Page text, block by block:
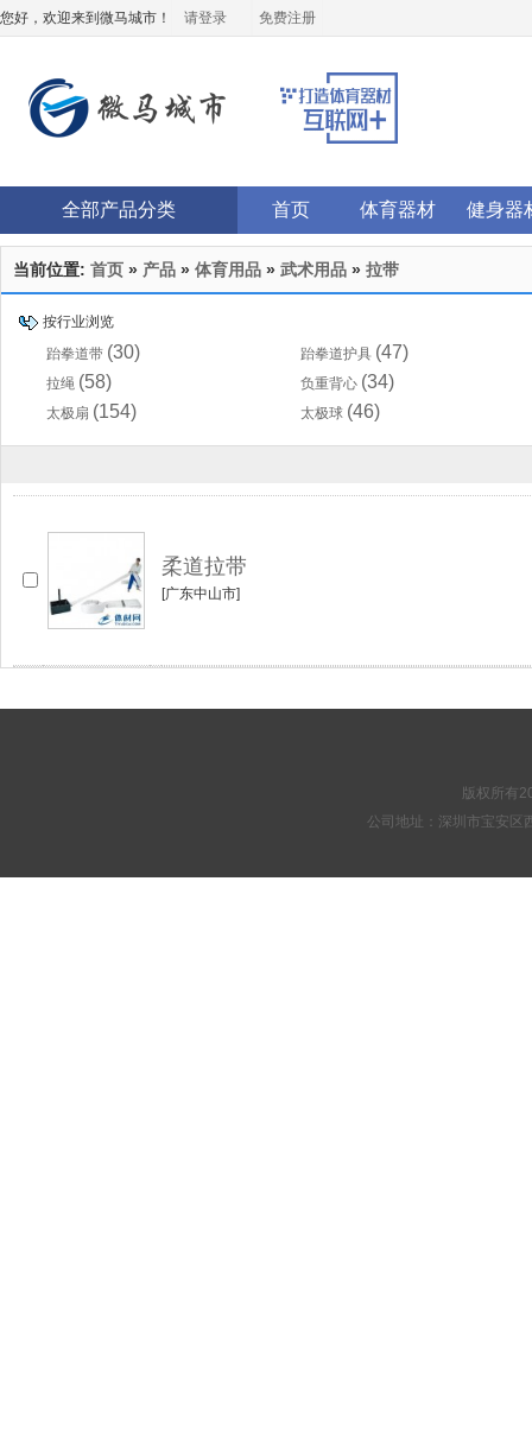
您好，欢迎来到微马城市！ 请登录 免费注册
全部产品分类 首页 体育器材 健身器
当前位置: 首页 » 产品 » 体育用品 » 武术用品 » 拉带
按行业浏览
跆拳道带 (30) 跆拳道护具 (47)
拉绳 (58) 负重背心 (34)
太极扇 (154) 太极球 (46)
柔道拉带
[广东中山市]
版权所有
公司地址：深圳市宝安